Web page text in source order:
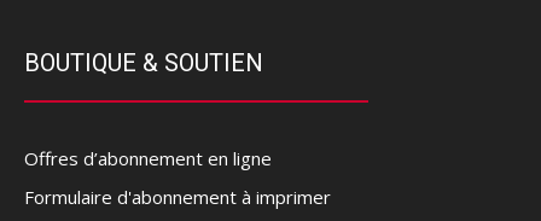
BOUTIQUE & SOUTIEN
Offres d’abonnement en ligne
Formulaire d'abonnement à imprimer